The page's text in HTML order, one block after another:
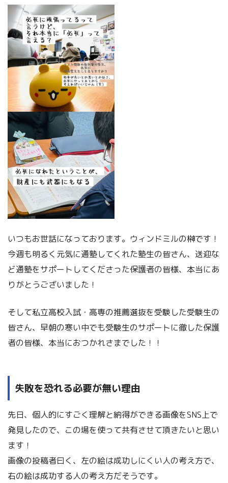
いつもお世話になっております。ウィンドミルの榊です！
今週も明るく元気に通塾してくれた塾生の皆さん、送迎な
ど通塾をサポートしてくださった保護者の皆様、本当にあ
りがとうございました！
そして私立高校入試・高専の推薦選抜を受験した受験生の
皆さん、早朝の寒い中でも受験生のサポートに徹した保護
者の皆様、本当におつかれさまでした！！
失敗を恐れる必要が無い理由
先日、個人的にすごく理解と納得ができる画像をSNS上で
発見したので、この場を使って共有させて頂きたいと思い
ます！
画像の投稿者曰く、左の絵は成功しにくい人の考え方で、
右の絵は成功する人の考え方だそうです。